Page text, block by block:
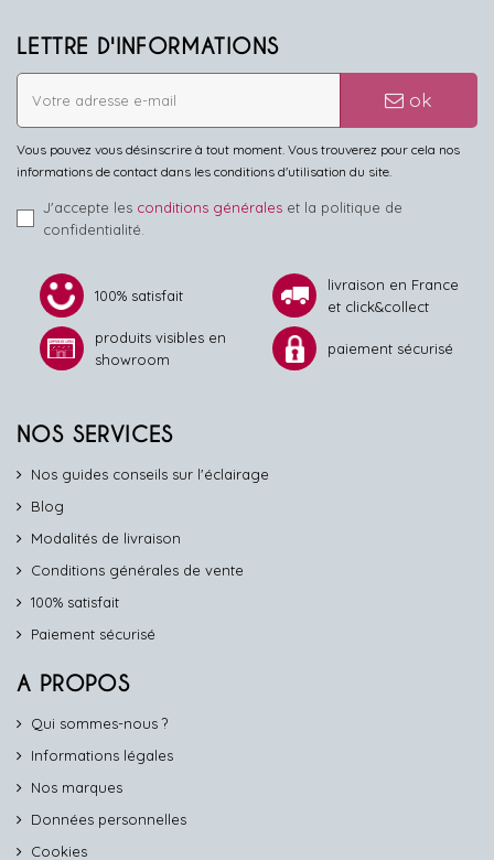
LETTRE D'INFORMATIONS
ok
Vous pouvez vous désinscrire à tout moment. Vous trouverez pour cela nos
informations de contact dans les conditions d'utilisation du site.
J'accepte les conditions générales et la politique de
confidentialité.
100% satisfait
livraison en France
et click&collect
produits visibles en
showroom
paiement sécurisé
NOS SERVICES
Nos guides conseils sur l'éclairage
Blog
Modalités de livraison
Conditions générales de vente
100% satisfait
Paiement sécurisé
A PROPOS
Qui sommes-nous ?
Informations légales
Nos marques
Données personnelles
Cookies